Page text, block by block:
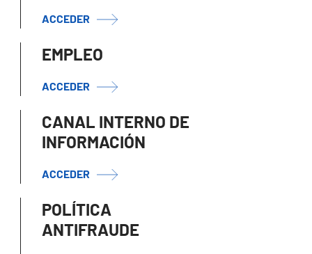
ACCEDER
EMPLEO
ACCEDER
CANAL INTERNO DE
INFORMACIÓN
ACCEDER
POLÍTICA
ANTIFRAUDE